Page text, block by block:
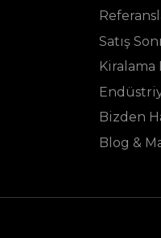
Satış
Bizden
Blog &